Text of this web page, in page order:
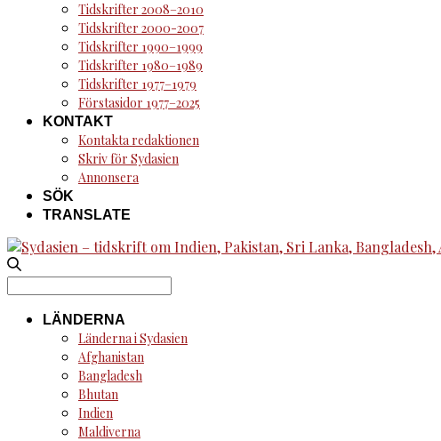
Tidskrifter 2008–2010
Tidskrifter 2000-2007
Tidskrifter 1990–1999
Tidskrifter 1980–1989
Tidskrifter 1977–1979
Förstasidor 1977–2025
KONTAKT
Kontakta redaktionen
Skriv för Sydasien
Annonsera
SÖK
TRANSLATE
Search
LÄNDERNA
Länderna i Sydasien
Afghanistan
Bangladesh
Bhutan
Indien
Maldiverna